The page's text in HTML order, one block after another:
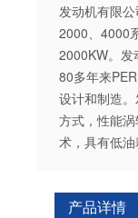
发动机有限
2000、4000
2000KW。发
80多年来
设计和制造
方式，性能
术，具有低油
产品详情